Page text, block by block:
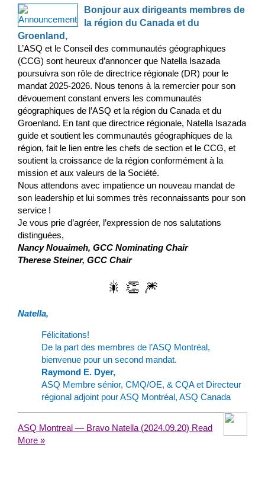
Bonjour aux dirigeants membres de
la région du Canada et du
Groenland,
L’ASQ et le Conseil des communautés géographiques
(CCG) sont heureux d’annoncer que Natella Isazada
poursuivra son rôle de directrice régionale (DR) pour le
mandat 2025-2026. Nous tenons à la remercier pour son
dévouement constant envers les communautés
géographiques de l’ASQ et la région du Canada et du
Groenland. En tant que directrice régionale, Natella Isazada
guide et soutient les communautés géographiques de la
région, fait le lien entre les chefs de section et le CCG, et
soutient la croissance de la région conformément à la
mission et aux valeurs de la Société.
Nous attendons avec impatience un nouveau mandat de
son leadership et lui sommes très reconnaissants pour son
service !
Je vous prie d’agréer, l’expression de nos salutations
distinguées,
Nancy Nouaimeh, GCC Nominating Chair
Therese Steiner, GCC Chair
🎇 👏 🎆
Natella,
Félicitations!
De la part des membres de l’ASQ Montréal,
bienvenue pour un second mandat.
Raymond E. Dyer,
ASQ Membre sénior, CMQ/OE, & CQA et Directeur
régional adjoint pour ASQ Montréal, ASQ Canada
ASQ Montreal — Bravo Natella (2024.09.20) Read
More »